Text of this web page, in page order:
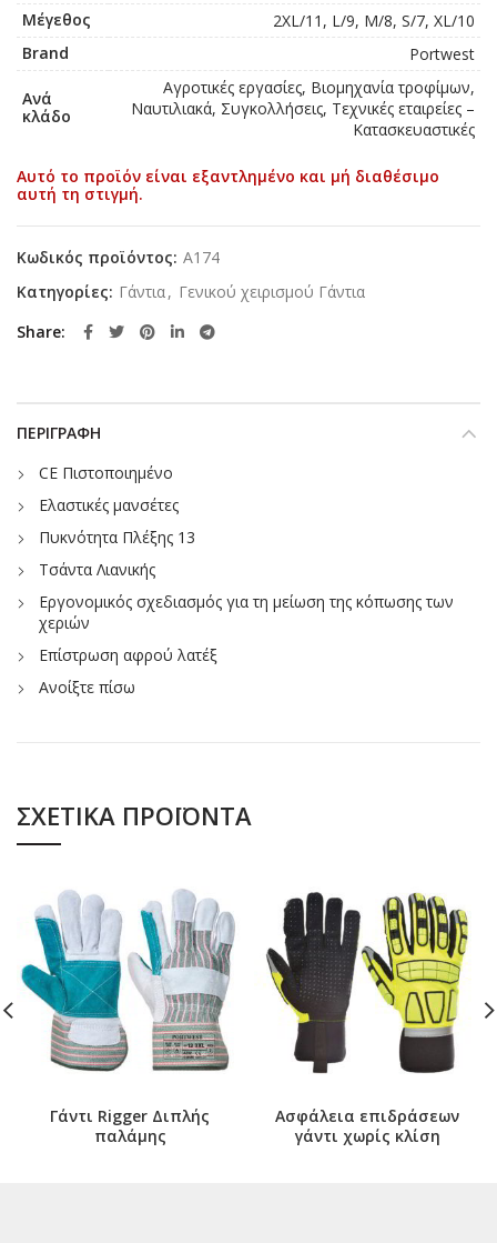
Μέγεθος
2XL/11, L/9, M/8, S/7, XL/10
Brand
Portwest
Ανά
κλάδο
Αγροτικές εργασίες, Βιομηχανία τροφίμων,
Ναυτιλιακά, Συγκολλήσεις, Τεχνικές εταιρείες –
Κατασκευαστικές
Αυτό το προϊόν είναι εξαντλημένο και μή διαθέσιμο
αυτή τη στιγμή.
Κωδικός προϊόντος: A174
Κατηγορίες: Γάντια, Γενικού χειρισμού Γάντια
Share
ΠΕΡΙΓΡΑΦΉ
CE Πιστοποιημένο
Ελαστικές μανσέτες
Πυκνότητα Πλέξης 13
Τσάντα Λιανικής
Εργονομικός σχεδιασμός για τη μείωση της κόπωσης των
χεριών
Επίστρωση αφρού λατέξ
Ανοίξτε πίσω
ΣΧΕΤΙΚΆ ΠΡΟΪΌΝΤΑ
Γάντι Rigger Διπλής
παλάμης
Ασφάλεια επιδράσεων
γάντι χωρίς κλίση